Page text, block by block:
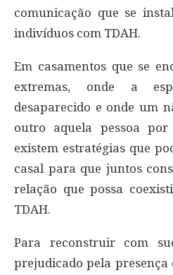
comunicação que se
indivíduos com TDAH.
Em casamentos que se
extremas, onde a
desaparecido e onde um
outro aquela pessoa
existem estratégias que
casal para que juntos
relação que possa
TDAH.
Para reconstruir com
prejudicado pela presença